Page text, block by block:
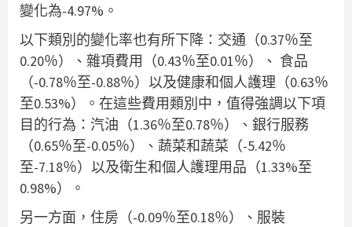
變化為-4.97%。
以下類別的變化率也有所下降：交通（0.37％至
0.20％）、雜項費用（0.43％至0.01％）、 食品
（-0.78％至-0.88％）以及健康和個人護理（0.63％
至0.53%）。在這些費用類別中，值得強調以下項
目的行為：汽油（1.36％至0.78％）、銀行服務
（0.65％至-0.05％）、蔬菜和蔬菜（-5.42％
至-7.18％）以及衛生和個人護理用品（1.33%至
0.98%）。
另一方面，住房（-0.09％至0.18％）、服裝